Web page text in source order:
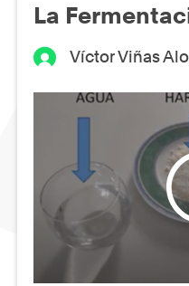
La
Víctor Viñas